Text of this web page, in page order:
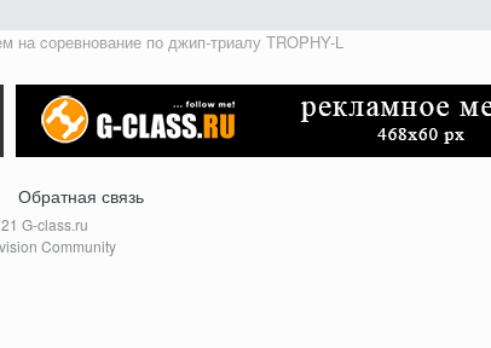
на cоревнование по джип-триалу TROPHY-L
Обратная связь
G-class.ru
Community